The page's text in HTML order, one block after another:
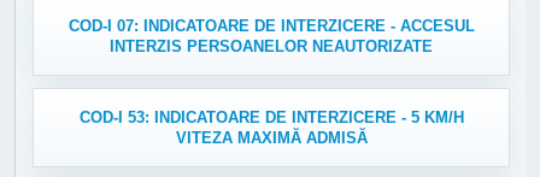
COD-I 07: INDICATOARE DE INTERZICERE - ACCESUL
INTERZIS PERSOANELOR NEAUTORIZATE
COD-I 53: INDICATOARE DE INTERZICERE - 5 KM/H
VITEZA MAXIMĂ ADMISĂ